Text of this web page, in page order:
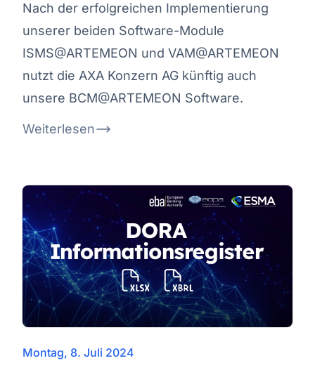
Nach der erfolgreichen Implementierung
unserer beiden Software-Module
ISMS@ARTEMEON und VAM@ARTEMEON
nutzt die AXA Konzern AG künftig auch
unsere BCM@ARTEMEON Software.
Weiterlesen
Montag, 8. Juli 2024